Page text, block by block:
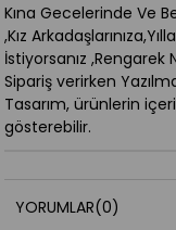
Kına Gecelerinde Ve
,Kız
İstiyorsanız ,Rengarek
Sipariş verirken
Tasarım, ürünlerin
gösterebilir.
YORUMLAR(0)